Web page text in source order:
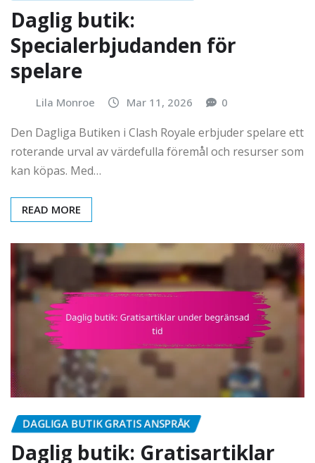
Daglig butik:
Specialerbjudanden för
spelare
Lila Monroe Mar 11, 2026 0
Den Dagliga Butiken i Clash Royale erbjuder spelare ett
roterande urval av värdefulla föremål och resurser som
kan köpas. Med…
READ MORE
DAGLIGA BUTIK GRATIS ANSPRÅK
Daglig butik: Gratisartiklar